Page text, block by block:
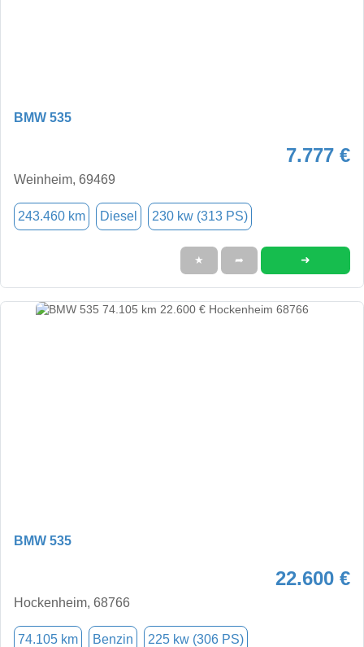
BMW 535
7.777 €
Weinheim, 69469
243.460 km Diesel 230 kw (313 PS)
★ ➦ ➜
BMW 535
22.600 €
Hockenheim, 68766
74.105 km Benzin 225 kw (306 PS)